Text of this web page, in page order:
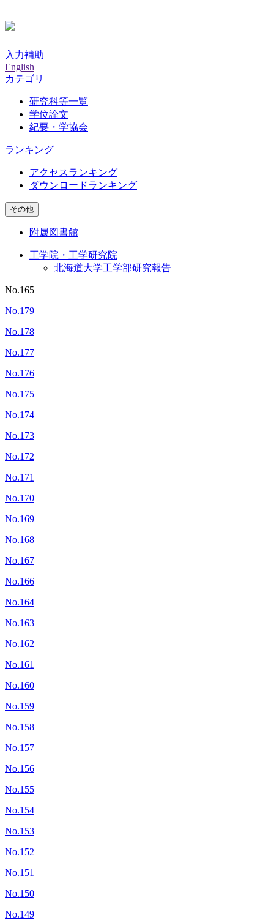
入力補助
English
カテゴリ
研究科等一覧
学位論文
紀要・学協会
ランキング
アクセスランキング
ダウンロードランキング
その他
附属図書館
工学院・工学研究院
北海道大学工学部研究報告
No.165
No.179
No.178
No.177
No.176
No.175
No.174
No.173
No.172
No.171
No.170
No.169
No.168
No.167
No.166
No.164
No.163
No.162
No.161
No.160
No.159
No.158
No.157
No.156
No.155
No.154
No.153
No.152
No.151
No.150
No.149